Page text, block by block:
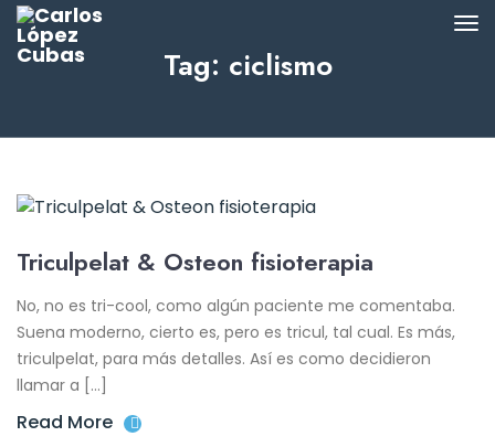
Tag: ciclismo
Triculpelat & Osteon fisioterapia
No, no es tri-cool, como algún paciente me comentaba.
Suena moderno, cierto es, pero es tricul, tal cual. Es más,
triculpelat, para más detalles. Así es como decidieron
llamar a […]
Read More